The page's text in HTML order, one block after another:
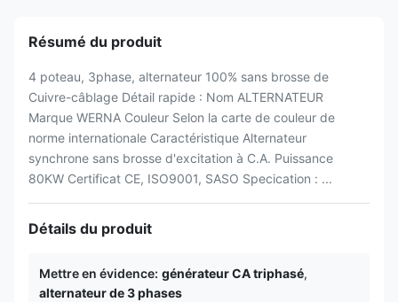
Résumé du produit
4 poteau, 3phase, alternateur 100% sans brosse de
Cuivre-câblage Détail rapide : Nom ALTERNATEUR
Marque WERNA Couleur Selon la carte de couleur de
norme internationale Caractéristique Alternateur
synchrone sans brosse d'excitation à C.A. Puissance
80KW Certificat CE, ISO9001, SASO Specication : ...
Détails du produit
Mettre en évidence: générateur CA triphasé,
alternateur de 3 phases